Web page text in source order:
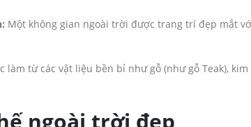
Một không gian ngoài trời được trang trí đẹp mắt
từ các vật liệu bền bỉ như gỗ (như gỗ Teak),
ngoài trời đẹp